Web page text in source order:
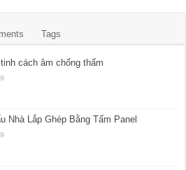
Tags
cách âm chống thấm
Nhà Lắp Ghép Bằng Tấm Panel